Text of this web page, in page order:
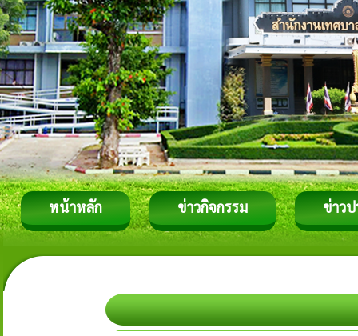
หน้าหลัก ข่าวกิจกรรม ข่าว